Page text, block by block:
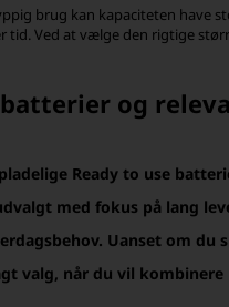
brug kan kapaciteten have
tid. Ved at vælge den rigtige
og
Ready to use
med fokus på lang
Uanset om
valg, når du vil